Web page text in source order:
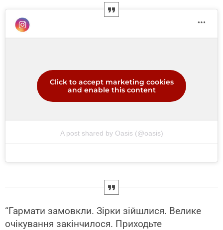
A post shared by Oasis (@oasis)
Click to accept marketing cookies
and enable this content
“Гармати замовкли. Зірки зійшлися. Велике
очікування закінчилося. Приходьте